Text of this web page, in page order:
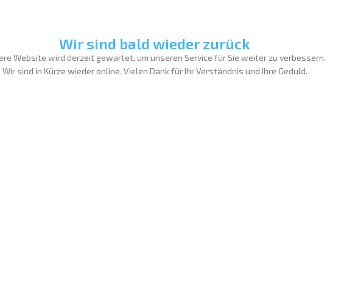
Wir sind bald wieder zurück
Website wird derzeit gewartet, um unseren Service für Sie weiter zu verbessern.
Wir sind in Kürze wieder online. Vielen Dank für Ihr Verständnis und Ihre Geduld.